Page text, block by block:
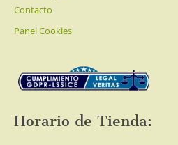
Contacto
Panel Cookies
Horario de Tienda: